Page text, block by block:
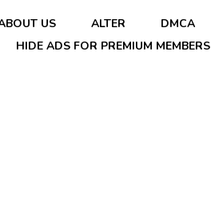
US ALTER DMCA
HIDE ADS FOR PREMIUM MEMBERS